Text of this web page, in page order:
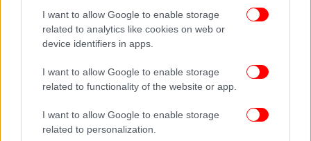
I want to allow Google to enable storage
related to analytics like cookies on web or
device identifiers in apps.
I want to allow Google to enable storage
related to functionality of the website or app.
I want to allow Google to enable storage
related to personalization.
Αίγλη Ζαππείου
O Eθνικός Κήπος είναι ένας παράδεισος που οι
περισσότεροι κάτοικοι αυτής της πόλης δεν έχουν